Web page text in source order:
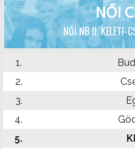
NŐI
NŐI NB II. KELETI-
1.
2.
3.
4.
5.